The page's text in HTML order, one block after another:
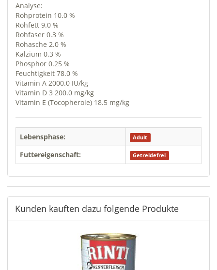
Analyse:
Rohprotein 10.0 %
Rohfett 9.0 %
Rohfaser 0.3 %
Rohasche 2.0 %
Kalzium 0.3 %
Phosphor 0.25 %
Feuchtigkeit 78.0 %
Vitamin A 2000.0 IU/kg
Vitamin D 3 200.0 mg/kg
Vitamin E (Tocopherole) 18.5 mg/kg
Lebensphase: Adult
Futtereigenschaft: Getreidefrei
Kunden kauften dazu folgende Produkte